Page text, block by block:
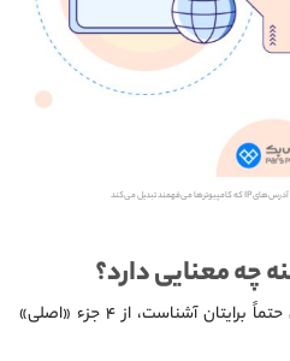
چه معنایی دارد؟
هر دامنه یا همان URL که نامش حتماً برایتان آشناست، از ۴ جزء «اصلی»